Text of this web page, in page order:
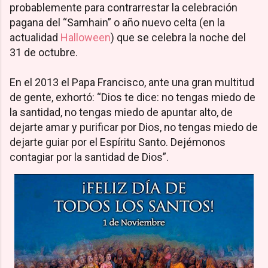
probablemente para contrarrestar la celebración
pagana del “Samhain” o año nuevo celta (en la
actualidad Halloween) que se celebra la noche del
31 de octubre.
En el 2013 el Papa Francisco, ante una gran multitud
de gente, exhortó: “Dios te dice: no tengas miedo de
la santidad, no tengas miedo de apuntar alto, de
dejarte amar y purificar por Dios, no tengas miedo de
dejarte guiar por el Espíritu Santo. Dejémonos
contagiar por la santidad de Dios”.